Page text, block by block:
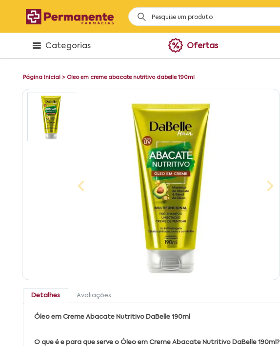
Categorias Ofertas
Página Inicial > Oleo em creme abacate nutritivo dabelle 190ml
Detalhes Avaliações
Óleo em Creme Abacate Nutritivo DaBelle 190ml
O que é e para que serve o Óleo em Creme Abacate Nutritivo DaBelle 190ml?